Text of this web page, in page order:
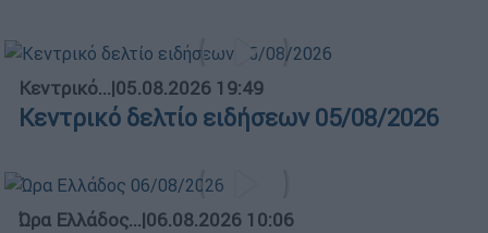
Κεντρικό...|05.08.2026 19:49
Κεντρικό δελτίο ειδήσεων 05/08/2026
Ώρα Ελλάδος...|06.08.2026 10:06